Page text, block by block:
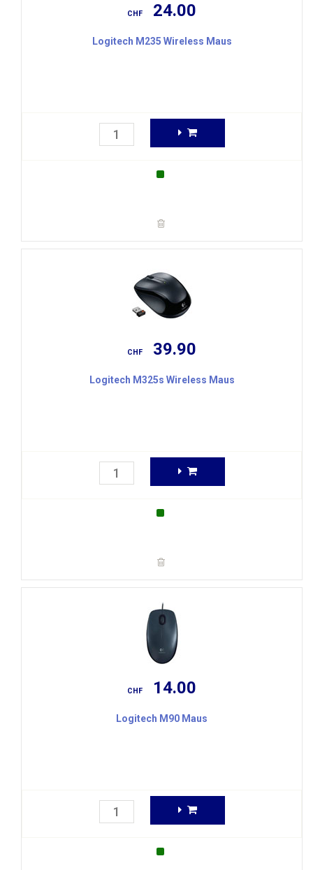
CHF 24.00
Logitech M235 Wireless Maus
CHF 39.90
Logitech M325s Wireless Maus
CHF 14.00
Logitech M90 Maus